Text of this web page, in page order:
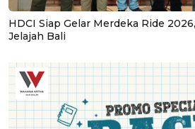
HDCI Siap Gelar Merdeka Ride
Jelajah Bali